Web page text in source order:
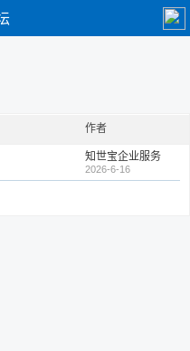
作者
知世宝企业服务
2026-6-16